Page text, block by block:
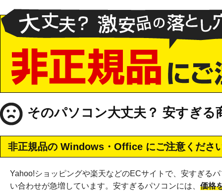
そのパソコン大丈夫？ 安すぎる
非正規品の Windows・Office にご注意くださ
Yahoo!ショッピングや楽天などのECサイトで、安すぎる
い合わせが急増しています。安すぎるパソコンには、 価格